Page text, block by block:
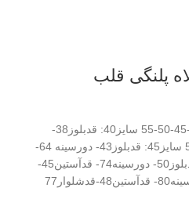
پلنگی قلب
جنس: دورس لاکراالی سایزبندی:40-45-50-55 سایز40: قدبلوز38-
دورسینه62- قدآستین35- قدشلوار53 سایز45: قدبلوز43- دورسینه 64-
قدآستین37- قدشلوار61 سایز50: قدبلوز50- دورسینه74- قدآستین45-